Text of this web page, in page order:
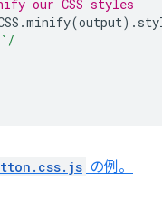
our CSS styles
`/
の例。